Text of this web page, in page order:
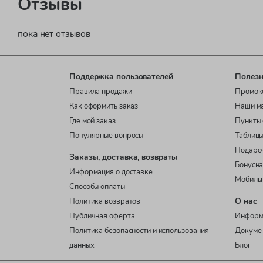
пока нет отзывов
Поддержка пользователей
Правила продажи
Как оформить заказ
Где мой заказ
Популярные вопросы
Заказы, доставка, возвраты
Информация о доставке
Способы оплаты
Политика возвратов
Публичная оферта
Политика безопасности и использования
данных
Наши
Пункты
О нас
Блог